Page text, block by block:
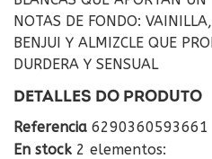
NOTAS DE FONDO:
BENJUI Y ALMIZCLE QUE
DURDERA Y SENSUAL
DETALLES DO PRODUTO
Referencia 6290360593661
En stock 2 elementos: